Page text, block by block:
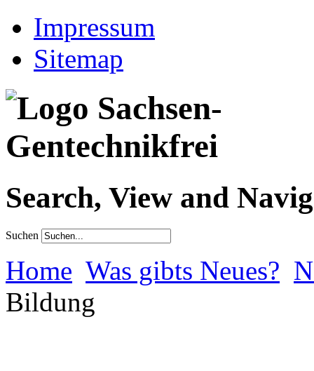
Impressum
Sitemap
Search, View and
Suchen
Home Was gibts Neues?
Bildung